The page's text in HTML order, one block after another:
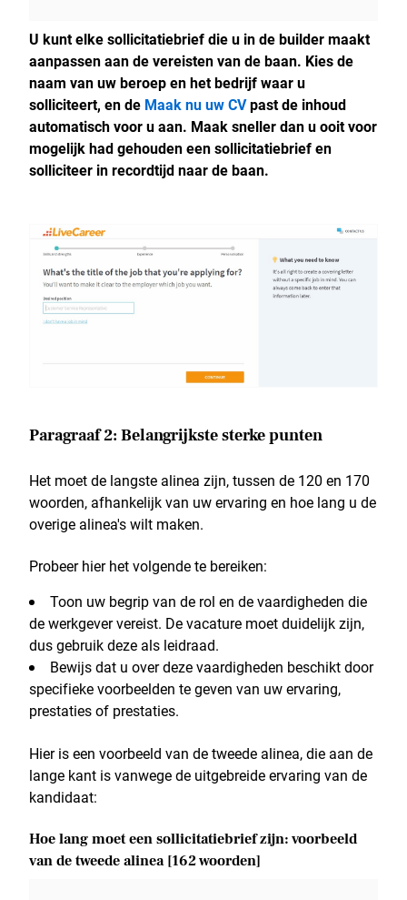
U kunt elke sollicitatiebrief die u in de builder maakt
aanpassen aan de vereisten van de baan. Kies de
naam van uw beroep en het bedrijf waar u
solliciteert, en de Maak nu uw CVpast de inhoud
automatisch voor u aan. Maak sneller dan u ooit voor
mogelijk had gehouden een sollicitatiebrief en
solliciteer in recordtijd naar de baan.
Paragraaf 2: Belangrijkste sterke punten
Het moet de langste alinea zijn, tussen de 120 en 170
woorden, afhankelijk van uw ervaring en hoe lang u de
overige alinea's wilt maken.
Probeer hier het volgende te bereiken:
Toon uw begrip van de rol en de vaardigheden die
de werkgever vereist. De vacature moet duidelijk zijn,
dus gebruik deze als leidraad.
Bewijs dat u over deze vaardigheden beschikt door
specifieke voorbeelden te geven van uw ervaring,
prestaties of prestaties.
Hier is een voorbeeld van de tweede alinea, die aan de
lange kant is vanwege de uitgebreide ervaring van de
kandidaat:
Hoe lang moet een sollicitatiebrief zijn: voorbeeld
van de tweede alinea [162 woorden]